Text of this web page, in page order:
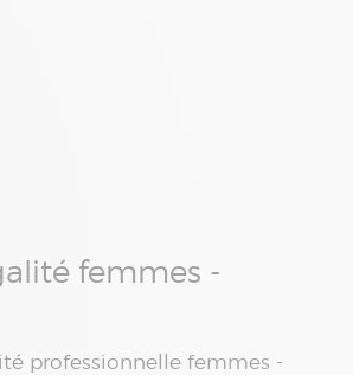
femmes -
professionnelle femmes -